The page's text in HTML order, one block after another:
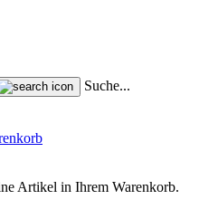
Suche...
Artikel in Ihrem Warenkorb.